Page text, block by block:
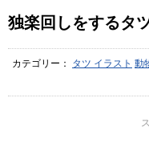
独楽回しをするタ
カテゴリー： タツ イラスト 動